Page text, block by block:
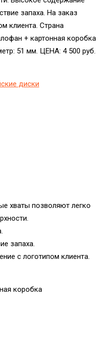
запаха. На заказ
клиента. Страна
+ картонная коробка
51 мм. ЦЕНА: 4 500 руб.
диски
хваты позволяют легко
запаха.
с логотипом клиента.
коробка